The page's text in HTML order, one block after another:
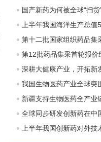
国产新药为何被全球“扫货
上半年我国海洋生产总值
第十二批国家组织药品集
第12批药品集采首轮报
深耕大健康产业，开拓新
我国生物医药产业全球突
新疆支持生物医药全产业
全球同步研发创新药在中
上半年我国创新药对外